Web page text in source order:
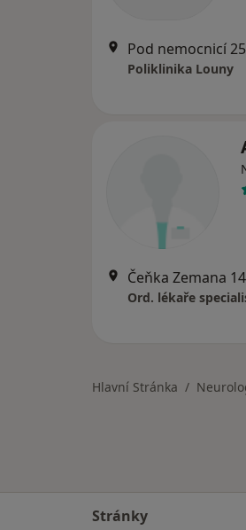
Pod nemocnicí
Poliklinika Louny
Čeňka Zemana
Ord. lékaře
Hlavní Stránka
Stránky